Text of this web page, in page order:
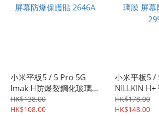
小米平板5 / 5 Pro 5G
Imak H防爆裂鋼化玻璃膜
屏幕防爆保護貼 2646A
HK$138.00
HK$108.00
小米平板5 /
NILLKIN
璃膜 屏幕防
2992A
HK$178.00
HK$148.00